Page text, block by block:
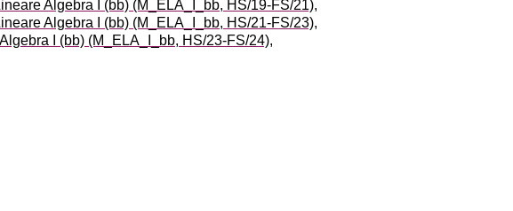
Algebra I (bb) (M_ELA_I_bb, HS/19-FS/21),
Algebra I (bb) (M_ELA_I_bb, HS/21-FS/23),
I (bb) (M_ELA_I_bb, HS/23-FS/24),